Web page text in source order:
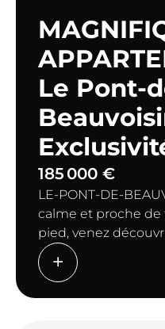
Le Pont-
185 000 €
LE-PONT-DE-
calme et proche
pied, venez
récemment rénové
entrée, une grande